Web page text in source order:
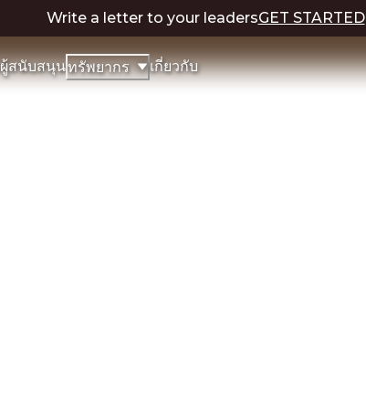
Write a letter to your leadersGET STARTED
ผู้สนับสนุนทรัพยากร เกี่ยวกับ